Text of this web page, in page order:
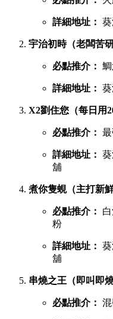
詳細地址：
宇治初時（老闆苦
必點推介：
詳細地址：
X2劉住您（每日用
必點推介：
詳細地址： 葵
舖
煮你隻蜆（主打新
必點推介：
粉
詳細地址： 葵
舖
串燒之王（即叫即
必點推介：